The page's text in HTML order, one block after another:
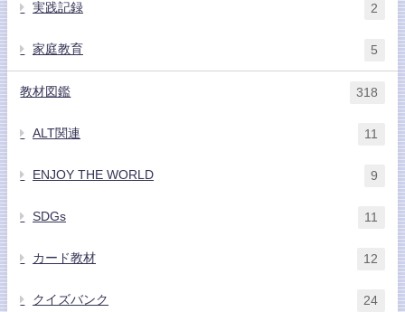
実践記録 2
家庭教育 5
教材図鑑 318
ALT関連 11
ENJOY THE WORLD 9
SDGs 11
カード教材 12
クイズバンク 24